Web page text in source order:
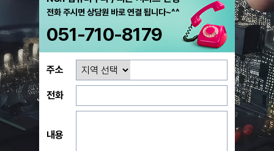
전화 주시면 상담원 바로 연결 됩니다~^^
051-710-8179
주소
전화
내용